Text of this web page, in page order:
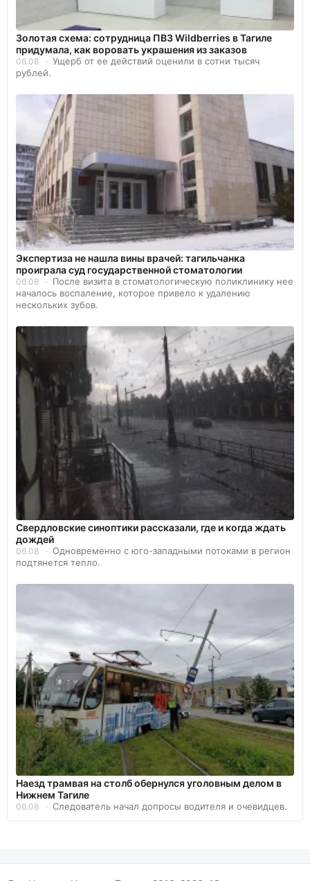
Золотая схема: сотрудница ПВЗ Wildberries в Тагиле
придумала, как воровать украшения из заказов
06.08
Ущерб от ее действий оценили в сотни тысяч
рублей.
Экспертиза не нашла вины врачей: тагильчанка
проиграла суд государственной стоматологии
06.08
После визита в стоматологическую поликлинику нее
началось воспаление, которое привело к удалению
нескольких зубов.
Свердловские синоптики рассказали, где и когда ждать
дождей
06.08
Одновременно с юго-западными потоками в регион
подтянется тепло.
Наезд трамвая на столб обернулся уголовным делом в
Нижнем Тагиле
06.08 Следователь начал допросы водителя и очевидцев.